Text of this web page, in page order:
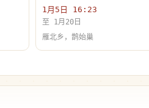
1月5日 16:23
至 1月20日
雁北乡，鹊始巢